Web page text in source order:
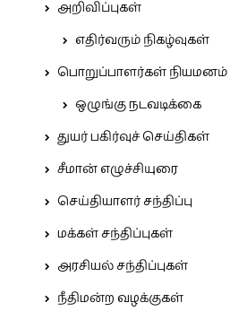
அறிவிப்புகள்
எதிர்வரும் நிகழ்வுகள்
பொறுப்பாளர்கள் நியமனம்
ஒழுங்கு நடவடிக்கை
துயர் பகிர்வுச் செய்திகள்
சீமான் எழுச்சியுரை
செய்தியாளர் சந்திப்பு
மக்கள் சந்திப்புகள்
அரசியல் சந்திப்புகள்
நீதிமன்ற வழக்குகள்